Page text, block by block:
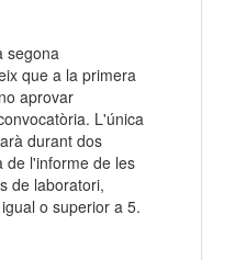
segona
que a la primera
aprovar
L'única
durant dos
de l'informe de les
de laboratori,
o superior a 5.